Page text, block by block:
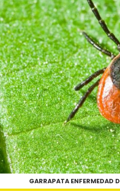
GARRAPATA ENFERMEDAD